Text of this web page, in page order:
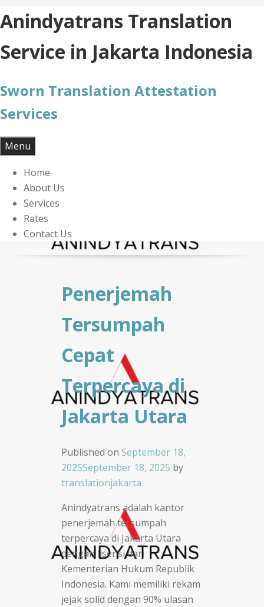
Skip
to
content
Anindyatrans Translation
Service in Jakarta Indonesia
Sworn Translation Attestation
Services
Menu
Home
About Us
Services
Rates
Contact Us
Penerjemah
Tersumpah
Cepat
Terpercaya di
Jakarta Utara
Published on September 18,
2025September 18, 2025 by
translationjakarta
Anindyatrans adalah kantor
penerjemah tersumpah
terpercaya di Jakarta Utara
dengan lisensi dari
Kementerian Hukum Republik
Indonesia. Kami memiliki rekam
jejak solid dengan 90% ulasan